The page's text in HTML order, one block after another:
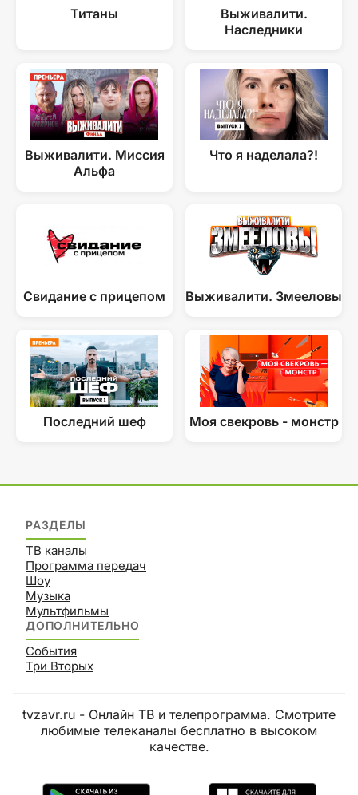
Титаны
Выживалити.
Наследники
Выживалити. Миссия
Альфа
Что я наделала?!
Свидание с прицепом Выживалити. Змееловы
Последний шеф Моя свекровь - монстр
РАЗДЕЛЫ
ТВ каналы
Программа передач
Шоу
Музыка
Мультфильмы
ДОПОЛНИТЕЛЬНО
События
Три Вторых
tvzavr.ru - Онлайн ТВ и телепрограмма. Смотрите
любимые телеканалы бесплатно в высоком
качестве.